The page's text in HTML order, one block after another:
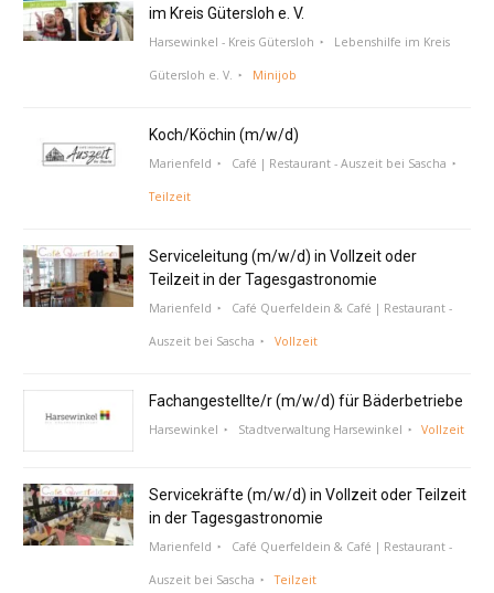
im Kreis Gütersloh e. V.
Harsewinkel - Kreis Gütersloh Lebenshilfe im Kreis
Gütersloh e. V. Minijob
Koch/Köchin (m/w/d)
Marienfeld Café | Restaurant - Auszeit bei Sascha
Teilzeit
Serviceleitung (m/w/d) in Vollzeit oder
Teilzeit in der Tagesgastronomie
Marienfeld Café Querfeldein & Café | Restaurant -
Auszeit bei Sascha Vollzeit
Fachangestellte/r (m/w/d) für Bäderbetriebe
Harsewinkel Stadtverwaltung Harsewinkel Vollzeit
Servicekräfte (m/w/d) in Vollzeit oder Teilzeit
in der Tagesgastronomie
Marienfeld Café Querfeldein & Café | Restaurant -
Auszeit bei Sascha Teilzeit